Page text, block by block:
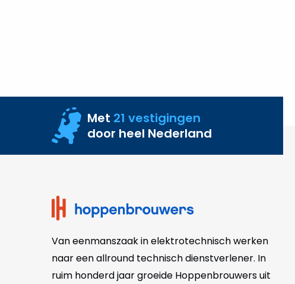
Met 21 vestigingen
door heel Nederland
Van eenmanszaak in elektrotechnisch werken
naar een allround technisch dienstverlener. In
ruim honderd jaar groeide Hoppenbrouwers uit